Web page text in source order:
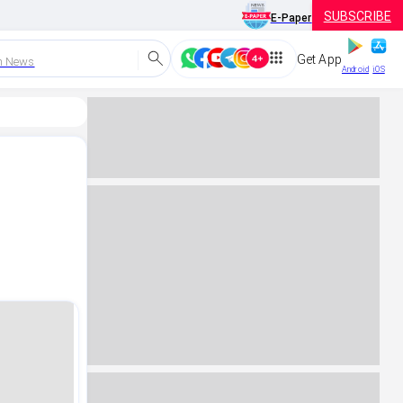
E-Paper SUBSCRIBE
News Get App
Android iOS